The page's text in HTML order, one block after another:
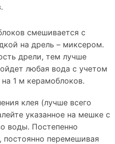
смешивается с
на дрель – миксером.
дрели, тем лучше
любая вода с учетом
1 м керамоблоков.
клея (лучше всего
указанное на мешке с
воды. Постепенно
постоянно перемешивая